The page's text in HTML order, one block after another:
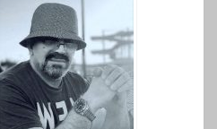
შეშის ნაძვის ხე
დადგეს